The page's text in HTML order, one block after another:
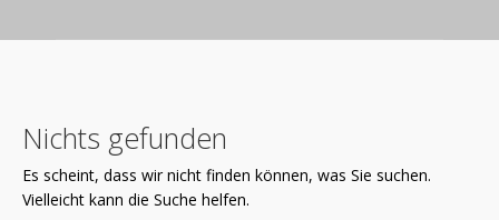
Nichts gefunden
Es scheint, dass wir nicht finden können, was Sie suchen.
Vielleicht kann die Suche helfen.